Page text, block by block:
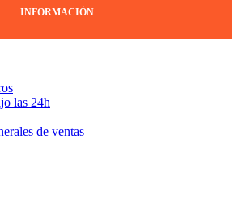
INFORMACIÓN
las 24h
de ventas